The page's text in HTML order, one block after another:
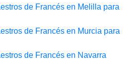
de Francés en Melilla para
de Francés en Murcia para
de Francés en Navarra